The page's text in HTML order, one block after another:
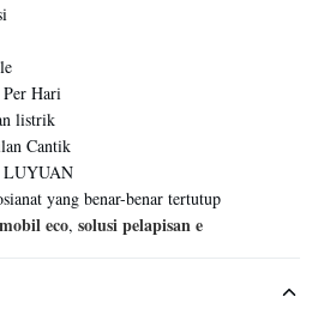
Hari
listrik
Cantik
LUYUAN
yang benar-benar tertutup
eco, solusi pelapisan e